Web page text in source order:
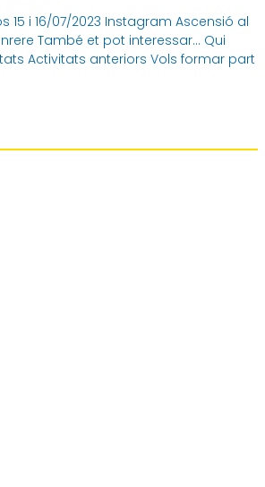
15 i 16/07/2023 Instagram Ascensió al
També et pot interessar… Qui
Activitats anteriors Vols formar part